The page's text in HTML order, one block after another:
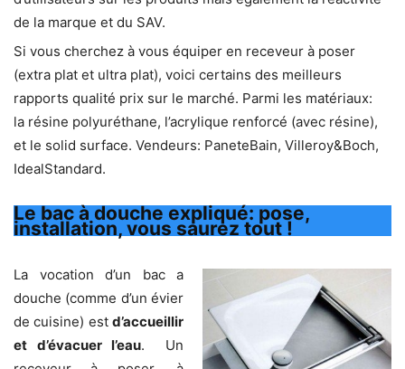
de la marque et du SAV.
Si vous cherchez à vous équiper en receveur à poser
(extra plat et ultra plat), voici certains des meilleurs
rapports qualité prix sur le marché. Parmi les matériaux:
la résine polyuréthane, l’acrylique renforcé (avec résine),
et le solid surface. Vendeurs: PaneteBain, Villeroy&Boch,
IdealStandard.
Le bac à douche expliqué: pose,
installation, vous saurez tout !
La vocation d’un bac a
douche (comme d’un évier
de cuisine) est d’accueillir
et d’évacuer l’eau. Un